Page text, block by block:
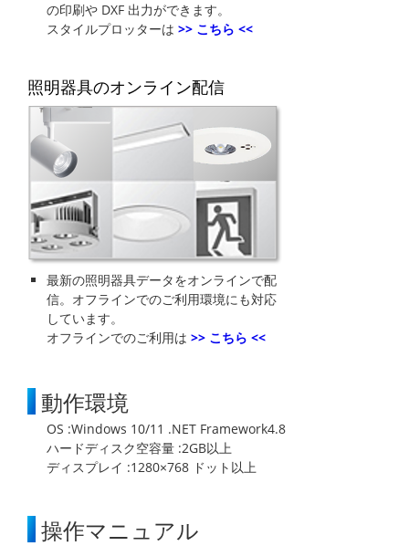
の印刷や DXF 出力ができます。
スタイルプロッターは >> こちら <<
照明器具のオンライン配信
最新の照明器具データをオンラインで配
信。オフラインでのご利用環境にも対応
しています。
オフラインでのご利用は >> こちら <<
動作環境
OS Windows 10/11 .NET Framework4.8
ハードディスク空容量 2GB以上
ディスプレイ 1280×768 ドット以上
操作マニュアル